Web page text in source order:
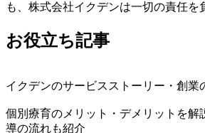
も、株式会社イクデンは一切の責任を
お役立ち記事
イクデンのサービスストーリー・創業
個別療育のメリット・デメリットを解
導の流れも紹介